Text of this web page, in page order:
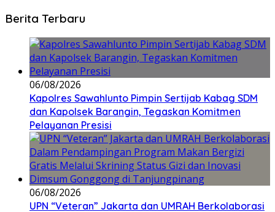
Berita Terbaru
06/08/2026
Kapolres Sawahlunto Pimpin Sertijab Kabag SDM
dan Kapolsek Barangin, Tegaskan Komitmen
Pelayanan Presisi
06/08/2026
UPN “Veteran” Jakarta dan UMRAH Berkolaborasi